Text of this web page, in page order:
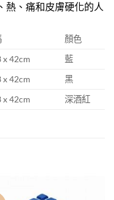
熱、痛和皮膚硬化的人
顏色
x 42cm
藍
x 42cm
黑
x 42cm 深酒紅